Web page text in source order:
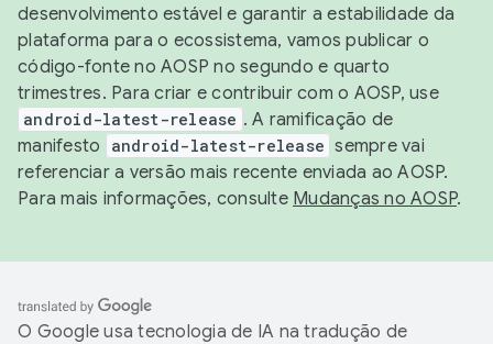
desenvolvimento estável e garantir a estabilidade da
plataforma para o ecossistema, vamos publicar o
código-fonte no AOSP no segundo e quarto
trimestres. Para criar e contribuir com o AOSP, use
android-latest-release . A ramificação de
manifesto
android-latest-release sempre vai
referenciar a versão mais recente enviada ao AOSP.
Para mais informações, consulte Mudanças no AOSP.
O Google usa tecnologia de IA na tradução de